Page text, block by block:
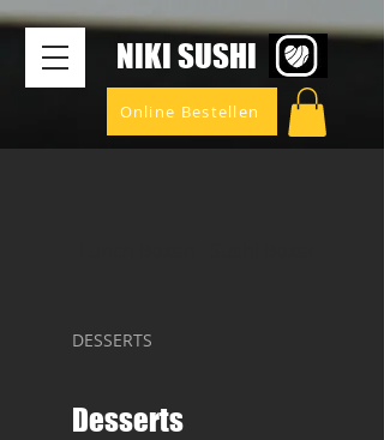
​NIKI SUSHI
Online Bestellen
DESSERTS
Desserts